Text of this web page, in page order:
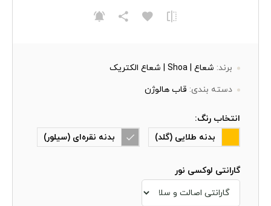
برند: شعاع | Shoa | شعاع الکتریک
دسته بندی: قاب هالوژن
انتخاب رنگ:
بدنه طلایی (گلد)
بدنه نقره‌ای (سیلور)
گارانتی لوکسی نور